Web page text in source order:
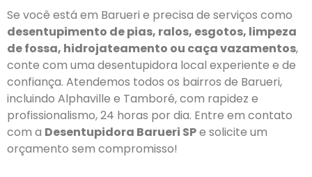
Se você está em Barueri e precisa de serviços como
desentupimento de pias, ralos, esgotos, limpeza
de fossa, hidrojateamento ou caça vazamentos,
conte com uma desentupidora local experiente e de
confiança. Atendemos todos os bairros de Barueri,
incluindo Alphaville e Tamboré, com rapidez e
profissionalismo, 24 horas por dia. Entre em contato
com a Desentupidora Barueri SPe solicite um
orçamento sem compromisso!